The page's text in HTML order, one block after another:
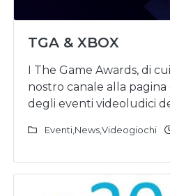
TGA & XBOX
I The Game Awards, di
nostro canale alla
degli eventi videoludici
Eventi NewsVideogiochi